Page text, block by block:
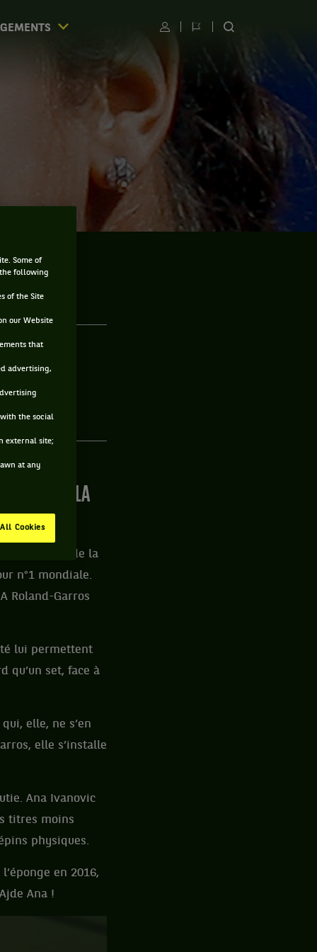
UtilisateurChangerRECHERCHER
FORTE
SELES À LA
de la
n°1 mondiale.
Roland-Garros
lui permettent
qu’un set, face à
elle, ne s’en
elle s’installe
Ana Ivanovic
titres moins
physiques.
en 2016,
Ana !
Some of
following
of the Site
our Website
that
advertising,
the social
external site;
at any
Cookies